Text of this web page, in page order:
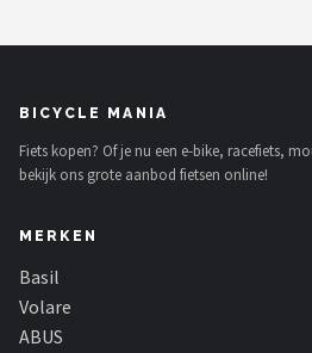
AXA
BBB Cycling
Schwalbe
BICYCLE MANIA
Fiets kopen? Of je nu een e-bike, racefiets,
bekijk ons grote aanbod fietsen online!
MERKEN
Basil
Volare
ABUS